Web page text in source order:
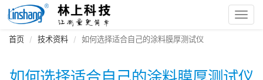
首页 技术资料 如何选择适合自己的涂料膜厚测试仪